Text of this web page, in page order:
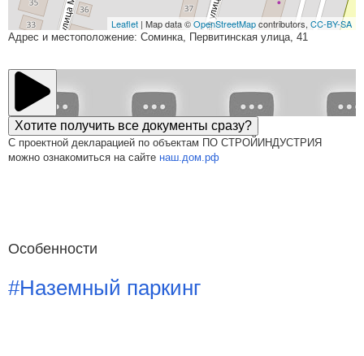
Leaflet | Map data ©OpenStreetMapcontributors, CC-BY-SA
Адрес и местоположение: Соминка, Первитинская улица, 41
Хотите получить все документы сразу?
С проектной декларацией по объектам ПО СТРОЙИНДУСТРИЯ
можно ознакомиться на сайте наш.дом.рф
Особенности
#Наземный паркинг